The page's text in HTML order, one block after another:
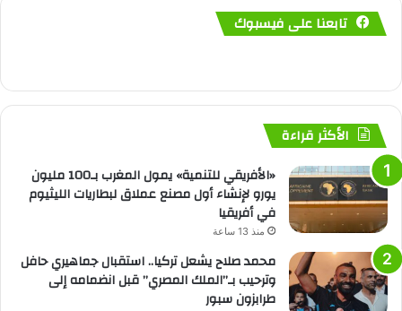
تابعنا على فيسبوك
الأكثر قراءة
«الأفريقي للتنمية» يمول المغرب بـ100 مليون
يورو لإنشاء أول مصنع عملاق لبطاريات الليثيوم
في أفريقيا
منذ 13 ساعة
محمد صلاح يشعل تركيا.. استقبال جماهيري حافل
وترحيب بـ”الملك المصري” قبل انضمامه إلى
طرابزون سبور